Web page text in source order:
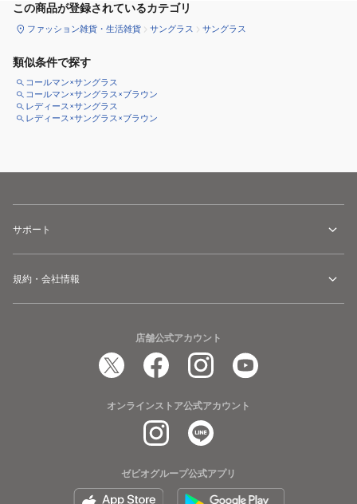
この商品が登録されているカテゴリ
ファッション雑貨・生活雑貨 サングラス サングラス
類似条件で探す
コールマン×サングラス
コールマン×サングラス×ブラウン
レディース×サングラス
レディース×サングラス×ブラウン
サポート
規約・会社情報
店舗公式アカウント
オンラインストア公式アカウント
ゼビオグループ公式アプリ